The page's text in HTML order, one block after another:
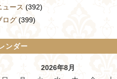
ュース (392)
ログ(399)
ンダー
2026年8月